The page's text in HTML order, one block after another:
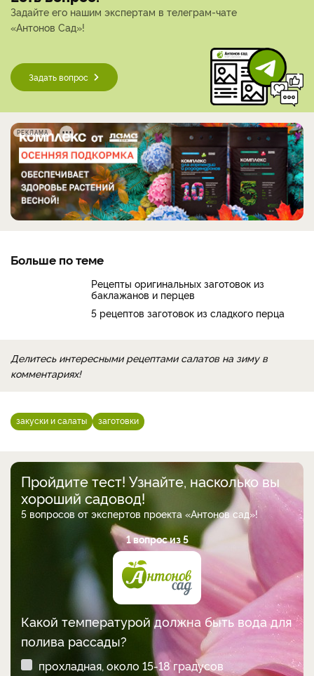
Задайте его нашим экспертам в телеграм-чате
«Антонов Сад»!
Задать вопрос
РЕКЛАМА
Больше по теме
Рецепты оригинальных заготовок из
баклажанов и перцев
5 рецептов заготовок из сладкого перца
Делитесь интересными рецептами салатов на зиму в
комментариях!
закуски и салаты заготовки
Пройдите тест! Узнайте, насколько вы
хороший садовод!
5 вопросов от экспертов проекта «Антонов сад»!
1 вопрос из 5
Какой температурой должна быть вода для
полива рассады?
прохладная, около 15-18 градусов